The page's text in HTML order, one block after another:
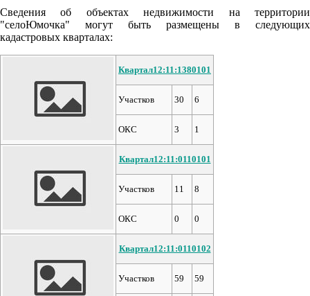
Сведения об объектах недвижимости на территории
"селоЮмочка" могут быть размещены в следующих
кадастровых кварталах:
Квартал12:11:1380101
Участков 30 6
ОКС 3 1
Квартал12:11:0110101
Участков 11 8
ОКС 0 0
Квартал12:11:0110102
Участков 59 59